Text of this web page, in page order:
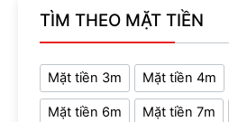
TÌM THEO MẶT TIỀN
Mặt tiền 3m Mặt tiền 4m
Mặt tiền 6m Mặt tiền 7m